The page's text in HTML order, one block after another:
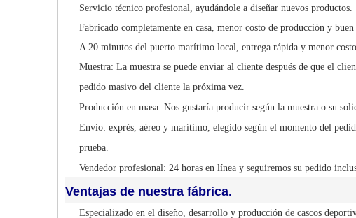
Servicio técnico profesional, ayudándole a diseñar nuevos productos.
Fabricado completamente en casa, menor costo de producción y
A 20 minutos del puerto marítimo local, entrega rápida y menor
Muestra: La muestra se puede enviar al cliente después de que el
pedido masivo del cliente la próxima vez.
Producción en masa: Nos gustaría producir según la muestra o su
Envío: exprés, aéreo y marítimo, elegido según el momento del
prueba.
Vendedor profesional: 24 horas en línea y seguiremos su pedido
Ventajas de nuestra fábrica.
Especializado en el diseño, desarrollo y producción de cascos